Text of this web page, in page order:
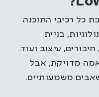
כל רכיבי התוכנה
בניית
עיצוב ועוד.
מדויקת, אבל
משמעותיים.